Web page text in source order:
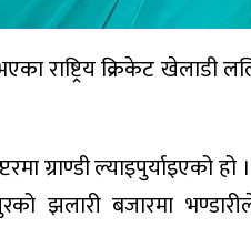
राष्ट्रिय क्रिकेट खेलाडी
ल्याइपुर्याइएको
झलारी बजारमा